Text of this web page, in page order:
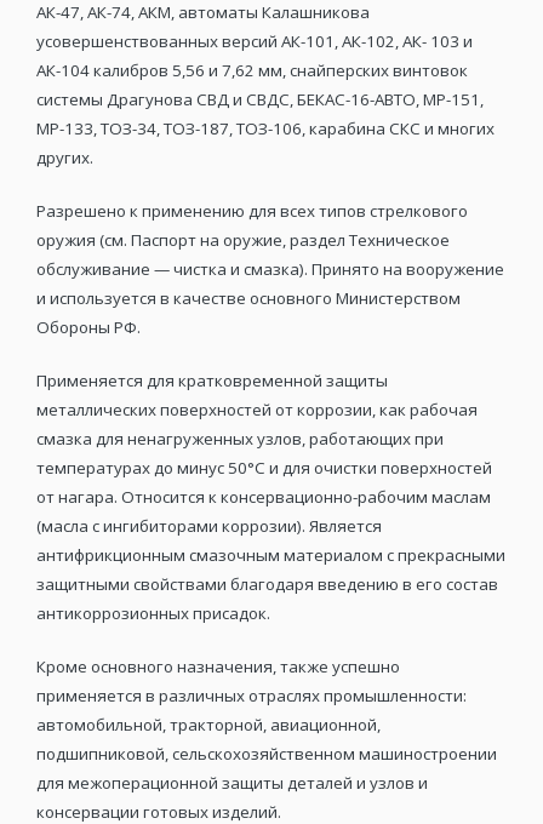
АК-47, АК-74, АКМ, автоматы Калашникова
усовершенствованных версий АК-101, АК-102, АК- 103 и
АК-104 калибров 5,56 и 7,62 мм, снайперских винтовок
системы Драгунова СВД и СВДС, БЕКАС-16-АВТО, МР-151,
МР-133, ТОЗ-34, ТОЗ-187, ТОЗ-106, карабина СКС и многих
других.
Разрешено к применению для всех типов стрелкового
оружия (см. Паспорт на оружие, раздел Техническое
обслуживание — чистка и смазка). Принято на вооружение
и используется в качестве основного Министерством
Обороны РФ.
Применяется для кратковременной защиты
металлических поверхностей от коррозии, как рабочая
смазка для ненагруженных узлов, работающих при
температурах до минус 50°С и для очистки поверхностей
от нагара. Относится к консервационно-рабочим маслам
(масла с ингибиторами коррозии). Является
антифрикционным смазочным материалом с прекрасными
защитными свойствами благодаря введению в его состав
антикоррозионных присадок.
Кроме основного назначения, также успешно
применяется в различных отраслях промышленности:
автомобильной, тракторной, авиационной,
подшипниковой, сельскохозяйственном машиностроении
для межоперационной защиты деталей и узлов и
консервации готовых изделий.